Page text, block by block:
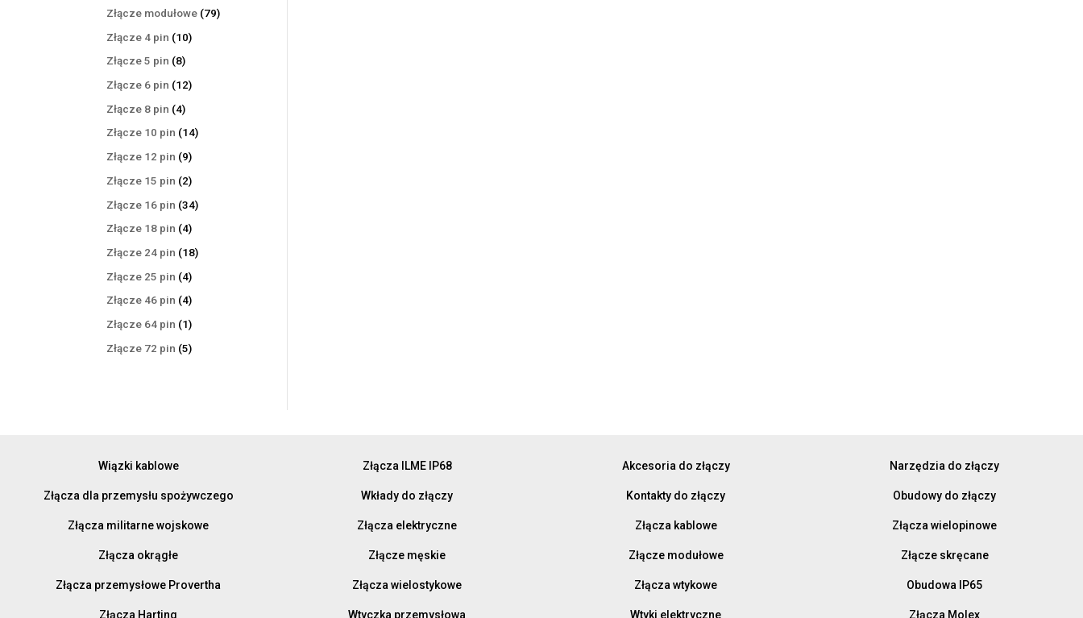
produkty
Złącze modułowe 7979
Złącze 4 pin 1010
Złącze 5 pin 88
produktów
Złącze 6 pin 1212
Złącze 8 pin 44
produkty
Złącze 10 pin 1414
Złącze 12 pin 99
produktów
Złącze 15 pin 22
produkty
Złącze 16 pin 3434
Złącze 18 pin 44
produkty
Złącze 24 pin 1818
Złącze 25 pin 44
produkty
Złącze 46 pin 44
produkty
Złącze 64 pin 11
produkt
Złącze 72 pin 55
Wiązki kablowe
Złącza dla przemysłu spożywczego
Złącza militarne wojskowe
Złącza okrągłe
Złącza przemysłowe Provertha
Złącza Harting
Złącza ILME IP68
Wkłady do złączy
Złącza elektryczne
Złącze męskie
Złącza wielostykowe
Wtyczka przemysłowa
Akcesoria do złączy
Kontakty do złączy
Złącza kablowe
Złącze modułowe
Złącza wtykowe
Wtyki elektryczne
Narzędzia do złączy
Obudowy do złączy
Złącza wielopinowe
Złącze skręcane
Obudowa IP65
Złącza Molex